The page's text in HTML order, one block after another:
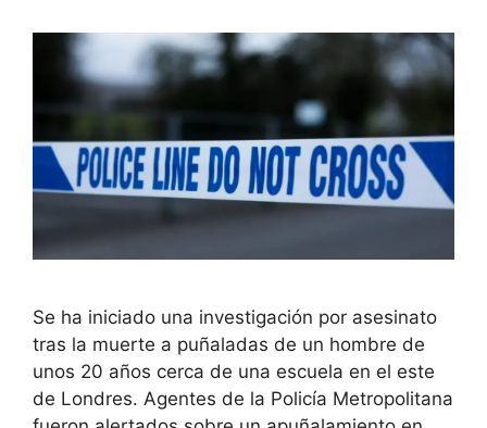
Se ha iniciado una investigación por asesinato
tras la muerte a puñaladas de un hombre de
unos 20 años cerca de una escuela en el este
de Londres. Agentes de la Policía Metropolitana